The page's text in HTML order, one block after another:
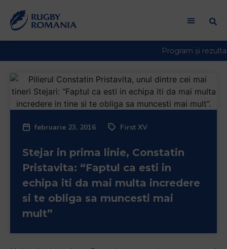
februarie 23, 2016 First XV
Stejar in prima linie, Constatin
Pristavita: “Faptul ca esti in
echipa iti da mai multa incredere
si te obliga sa muncesti mai
mult”